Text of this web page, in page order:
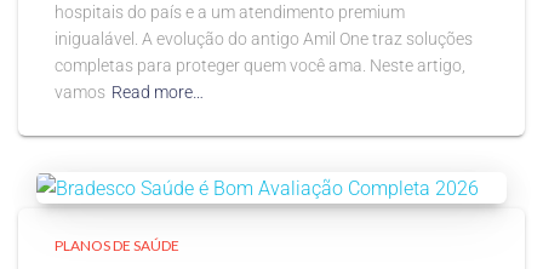
hospitais do país e a um atendimento premium
inigualável. A evolução do antigo Amil One traz soluções
completas para proteger quem você ama. Neste artigo,
vamos Read more…
PLANOS DE SAÚDE